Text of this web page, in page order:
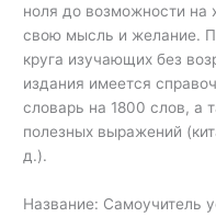
ноля до возможности
свою мысль и желание.
круга изучающих без
издания имеется
словарь на 1800 слов, а
полезных выражений
д.).
Название: Самоучитель